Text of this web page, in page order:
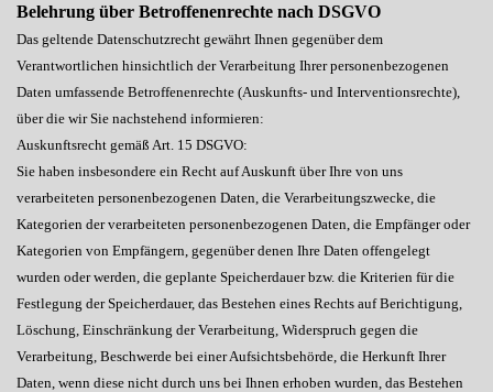
Belehrung über Betroffenenrechte nach DSGVO
Das geltende Datenschutzrecht gewährt Ihnen gegenüber dem
Verantwortlichen hinsichtlich der Verarbeitung Ihrer personenbezogenen
Daten umfassende Betroffenenrechte (Auskunfts- und Interventionsrechte),
über die wir Sie nachstehend informieren:
Auskunftsrecht gemäß Art. 15 DSGVO:
Sie haben insbesondere ein Recht auf Auskunft über Ihre von uns
verarbeiteten personenbezogenen Daten, die Verarbeitungszwecke, die
Kategorien der verarbeiteten personenbezogenen Daten, die Empfänger oder
Kategorien von Empfängern, gegenüber denen Ihre Daten offengelegt
wurden oder werden, die geplante Speicherdauer bzw. die Kriterien für die
Festlegung der Speicherdauer, das Bestehen eines Rechts auf Berichtigung,
Löschung, Einschränkung der Verarbeitung, Widerspruch gegen die
Verarbeitung, Beschwerde bei einer Aufsichtsbehörde, die Herkunft Ihrer
Daten, wenn diese nicht durch uns bei Ihnen erhoben wurden, das Bestehen